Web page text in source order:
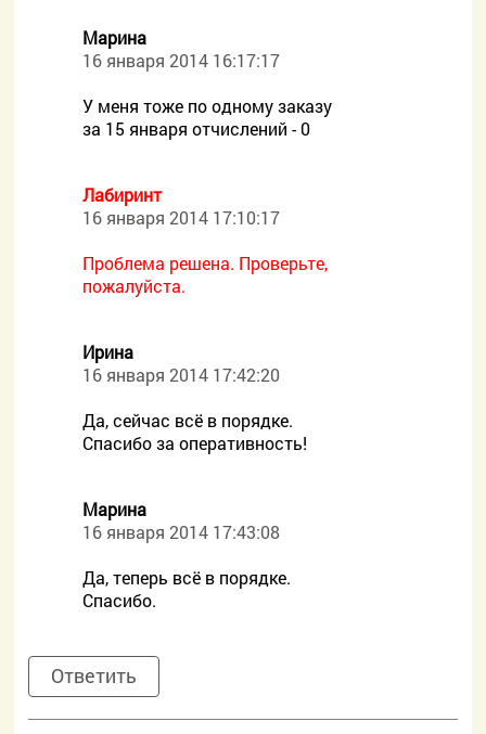
Марина
16 января 2014 16:17:17
У меня тоже по одному заказу
за 15 января отчислений - 0
Лабиринт
16 января 2014 17:10:17
Проблема решена. Проверьте,
пожалуйста.
Ирина
16 января 2014 17:42:20
Да, сейчас всё в порядке.
Спасибо за оперативность!
Марина
16 января 2014 17:43:08
Да, теперь всё в порядке.
Спасибо.
Ответить